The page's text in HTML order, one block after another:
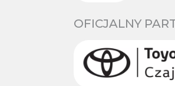
OFICJALNY